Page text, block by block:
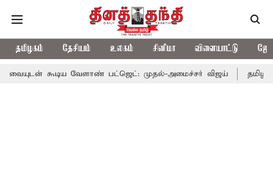
தமிழகம் தேசியம் உலகம் சினிமா விளையாட்டு
வேளாண் பட்ஜெட்: முதல்-அமைச்சர் விஜய் தமிழக